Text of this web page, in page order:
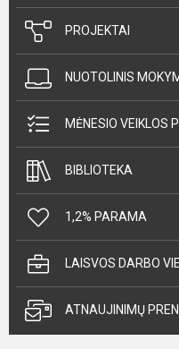
PROJEKTAI
NUOTOLINIS
MĖNESIO VEIKLOS
BIBLIOTEKA
1,2% PARAMA
LAISVOS DARBO
ATNAUJINIMŲ